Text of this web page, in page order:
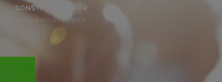
SONSTIGE
12 Produkte
ZUBEHÖR
6 Produkte